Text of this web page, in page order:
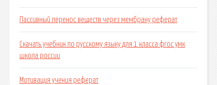
Пассивный перенос веществ через мембрану реферат
Скачать учебник по русскому языку для 1 класса фгос умк
школа россии
Мотивация учения реферат